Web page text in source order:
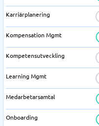
Karriärplanering
Kompensation Mgmt
Kompetensutveckling
Learning Mgmt
Medarbetarsamtal
Onboarding